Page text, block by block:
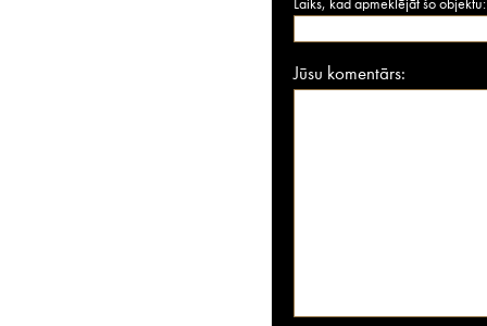
Laiks, kad apmeklējāt šo objektu:
Jūsu komentārs: